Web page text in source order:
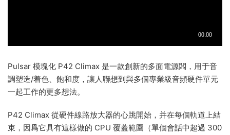
Pulsar 模塊化 P42 Climax 是一款創新的多面電源闆，用于音
調塑造/着色、飽和度，讓人聯想到與多個專業級音頻硬件單元
一起工作的更多想法。
P42 Climax 從硬件線路放大器的心跳開始，并在每個軌道上結
束，因爲它具有這樣做的 CPU 覆蓋範圍（單個會話中超過 300